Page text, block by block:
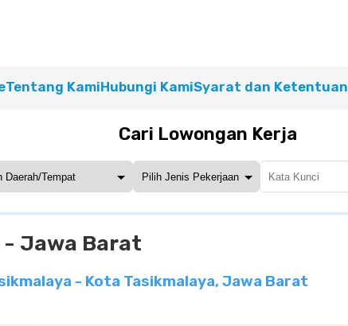
Tentang KamiHubungi KamiSyarat dan Ketentuan
Cari Lowongan Kerja
- Jawa Barat
- Kota Tasikmalaya, Jawa Barat